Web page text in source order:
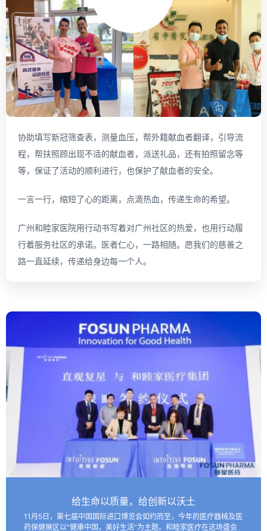
协助填写新冠筛查表，测量血压，帮外籍献血者翻译，引导流
程，帮扶照顾出现不适的献血者，派送礼品，还有拍照留念等
等，保证了活动的顺利进行，也保护了献血者的安全。
一言一行，缩短了心的距离，点滴热血，传递生命的希望。
广州和睦家医院用行动书写着对广州社区的热爱，也用行动履
行着服务社区的承诺。医者仁心，一路相随。愿我们的慈善之
路一直延续，传递给身边每一个人。
给生命以质量，给创新以沃土
11月5日，第七届中国国际进口博览会如约而至，今年的医疗器械及医
药保健展区以“健康中国，美好生活”为主题。和睦家医疗在这场盛会